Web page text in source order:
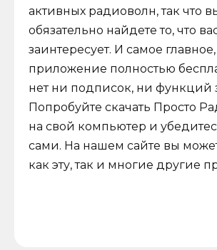
активных радиоволн, так что
обязательно найдете то, что
заинтересует. И самое главное,
приложение полностью
нет ни подписок, ни функций
Попробуйте скачать Просто
на свой компьютер и
сами. На нашем сайте вы
как эту, так и многие другие